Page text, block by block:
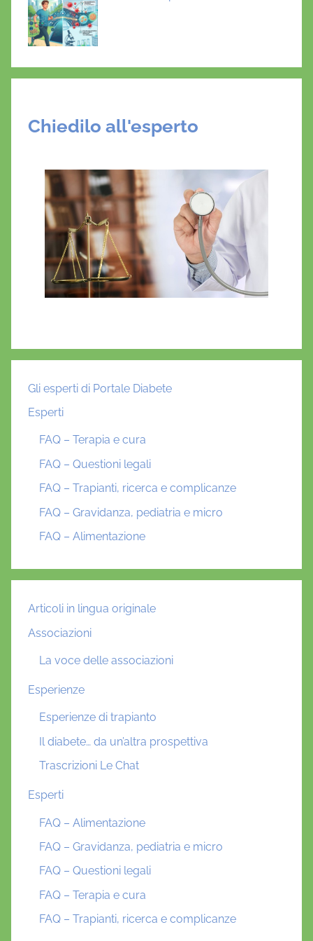
Chiedilo all'esperto
Gli esperti di Portale Diabete
Esperti
FAQ – Terapia e cura
FAQ – Questioni legali
FAQ – Trapianti, ricerca e complicanze
FAQ – Gravidanza, pediatria e micro
FAQ – Alimentazione
Articoli in lingua originale
Associazioni
La voce delle associazioni
Esperienze
Esperienze di trapianto
Il diabete… da un’altra prospettiva
Trascrizioni Le Chat
Esperti
FAQ – Alimentazione
FAQ – Gravidanza, pediatria e micro
FAQ – Questioni legali
FAQ – Terapia e cura
FAQ – Trapianti, ricerca e complicanze